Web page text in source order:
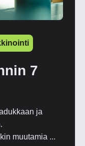
7
ja
muutamia ...